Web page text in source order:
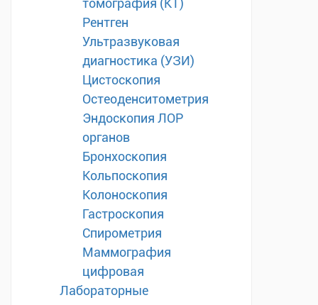
томография (КТ)
Рентген
Ультразвуковая
диагностика (УЗИ)
Цистоскопия
Остеоденситометрия
Эндоскопия ЛОР
органов
Бронхоскопия
Кольпоскопия
Колоноскопия
Гастроскопия
Спирометрия
Маммография
цифровая
Лабораторные